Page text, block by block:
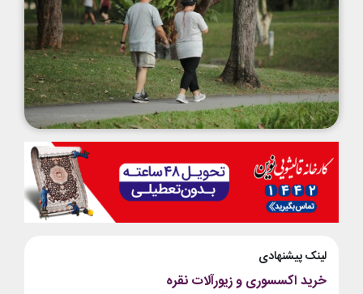
لینک پیشنهادی
خرید اکسسوری و زیورآلات نقره